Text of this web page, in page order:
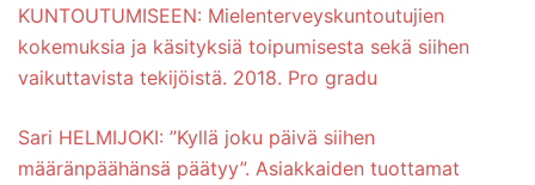
KUNTOUTUMISEEN: Mielenterveyskuntoutujien
kokemuksia ja käsityksiä toipumisesta sekä siihen
vaikuttavista tekijöistä. 2018. Pro gradu
Sari HELMIJOKI: ”Kyllä joku päivä siihen
määränpäähänsä päätyy”. Asiakkaiden tuottamat